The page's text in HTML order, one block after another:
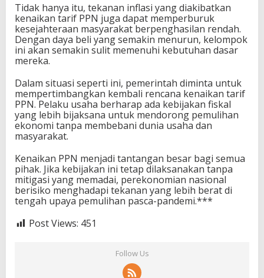
Tidak hanya itu, tekanan inflasi yang diakibatkan
kenaikan tarif PPN juga dapat memperburuk
kesejahteraan masyarakat berpenghasilan rendah.
Dengan daya beli yang semakin menurun, kelompok
ini akan semakin sulit memenuhi kebutuhan dasar
mereka.
Dalam situasi seperti ini, pemerintah diminta untuk
mempertimbangkan kembali rencana kenaikan tarif
PPN. Pelaku usaha berharap ada kebijakan fiskal
yang lebih bijaksana untuk mendorong pemulihan
ekonomi tanpa membebani dunia usaha dan
masyarakat.
Kenaikan PPN menjadi tantangan besar bagi semua
pihak. Jika kebijakan ini tetap dilaksanakan tanpa
mitigasi yang memadai, perekonomian nasional
berisiko menghadapi tekanan yang lebih berat di
tengah upaya pemulihan pasca-pandemi.***
Post Views: 451
Follow Us